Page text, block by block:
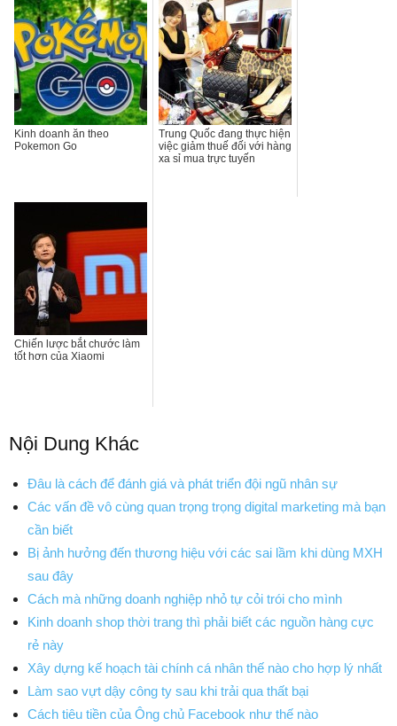
Kinh doanh ăn theo
Pokemon Go
Trung Quốc đang thực hiện
việc giảm thuế đối với hàng
xa sỉ mua trực tuyến
Chiến lược bắt chước làm
tốt hơn của Xiaomi
Nội Dung Khác
Đâu là cách để đánh giá và phát triển đội ngũ nhân sự
Các vấn đề vô cùng quan trọng trọng digital marketing mà bạn
cần biết
Bị ảnh hưởng đến thương hiệu với các sai lầm khi dùng MXH
sau đây
Cách mà những doanh nghiệp nhỏ tự cỏi trói cho mình
Kinh doanh shop thời trang thì phải biết các nguồn hàng cực
rẻ này
Xây dựng kế hoạch tài chính cá nhân thế nào cho hợp lý nhất
Làm sao vựt dậy công ty sau khi trải qua thất bại
Cách tiêu tiền của Ông chủ Facebook như thế nào